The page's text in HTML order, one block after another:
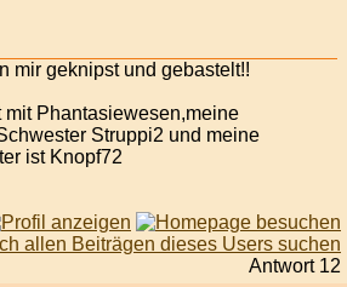
mir geknipst und gebastelt!!
mit Phantasiewesen,meine
Struppi2 und meine
ist Knopf72
Antwort 12